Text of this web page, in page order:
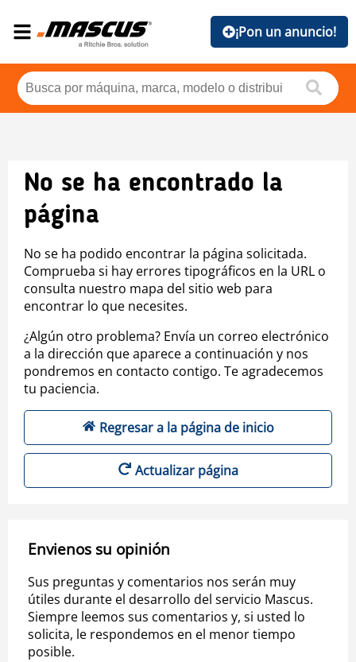
¡Pon un anuncio!
No se ha encontrado la
página
No se ha podido encontrar la página solicitada.
Comprueba si hay errores tipográficos en la URL o
consulta nuestro mapa del sitio web para
encontrar lo que necesites.
¿Algún otro problema? Envía un correo electrónico
a la dirección que aparece a continuación y nos
pondremos en contacto contigo. Te agradecemos
tu paciencia.
Regresar a la página de inicio
Actualizar página
Envienos su opinión
Sus preguntas y comentarios nos serán muy
útiles durante el desarrollo del servicio Mascus.
Siempre leemos sus comentarios y, si usted lo
solicita, le respondemos en el menor tiempo
posible.